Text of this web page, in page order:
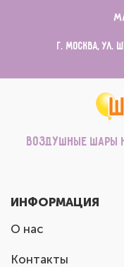
г. Москва, ул.
Воздушные шары
ИНФОРМАЦИЯ
О нас
Контакты